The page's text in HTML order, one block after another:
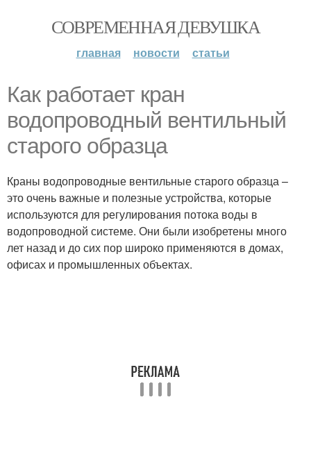
СОВРЕМЕННАЯ ДЕВУШКА
главная новости статьи
Как работает кран
водопроводный вентильный
старого образца
Краны водопроводные вентильные старого образца –
это очень важные и полезные устройства, которые
используются для регулирования потока воды в
водопроводной системе. Они были изобретены много
лет назад и до сих пор широко применяются в домах,
офисах и промышленных объектах.